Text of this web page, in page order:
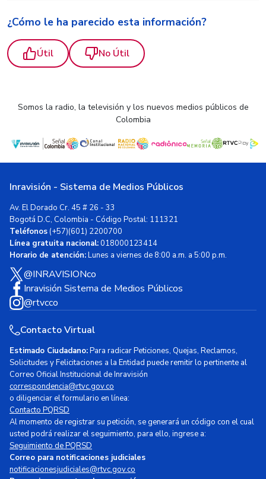
¿Cómo le ha parecido esta información?
Útil No Útil
Somos la radio, la televisión y los nuevos medios públicos de
Colombia
Inravisión - Sistema de Medios Públicos
Av. El Dorado Cr. 45 # 26 - 33
Bogotá D.C, Colombia - Código Postal: 111321
Teléfonos(+57)(601) 2200700
Línea gratuita nacional:018000123414
Horario de atención:Lunes a viernes de 8:00 a.m. a 5:00 p.m.
@INRAVISIONco
Inravisión Sistema de Medios Públicos
@rtvcco
Contacto Virtual
Estimado Ciudadano:Para radicar Peticiones, Quejas, Reclamos,
Solicitudes y Felicitaciones a la Entidad puede remitir lo pertinente al
Correo Oficial Institucional de Inravisión
correspondencia@rtvc.gov.co
o diligenciar el formulario en línea:
Contacto PQRSD
Al momento de registrar su petición, se generará un código con el cual
usted podrá realizar el seguimiento, para ello, ingrese a:
Seguimiento de PQRSD
Correo para notificaciones judiciales
notificacionesjudiciales@rtvc.gov.co